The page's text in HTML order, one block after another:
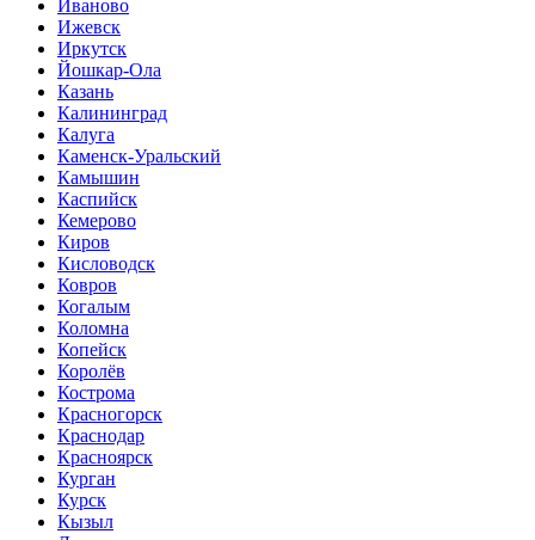
Иваново
Ижевск
Иркутск
Йошкар-Ола
Казань
Калининград
Калуга
Каменск-Уральский
Камышин
Каспийск
Кемерово
Киров
Кисловодск
Ковров
Когалым
Коломна
Копейск
Королёв
Кострома
Красногорск
Краснодар
Красноярск
Курган
Курск
Кызыл